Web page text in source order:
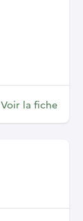
Voir la fiche